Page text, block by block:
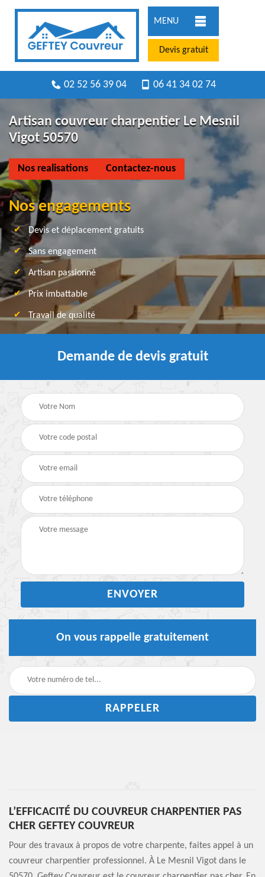
MENU
Devis gratuit
02 52 56 39 04 06 41 34 02 74
Artisan couvreur charpentier Le Mesnil
Vigot 50570
Nos realisations Contactez-nous
Nos engagements
Devis et déplacement gratuits
Sans engagement
Artisan passionné
Prix imbattable
Travail de qualité
Demande de devis gratuit
On vous rappelle gratuitement
L’EFFICACITÉ DU COUVREUR CHARPENTIER PAS
CHER GEFTEY COUVREUR
Pour des travaux à propos de votre charpente, faites appel à un
couvreur charpentier professionnel. À Le Mesnil Vigot dans le